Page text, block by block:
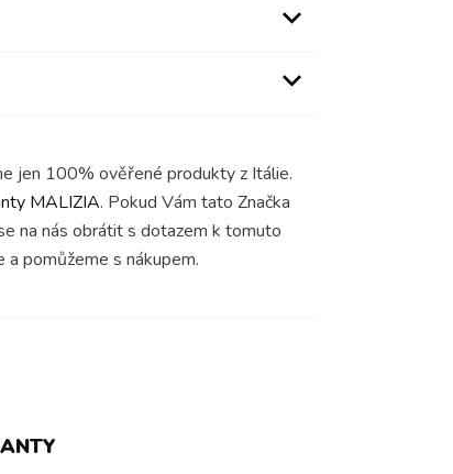
jen 100% ověřené produkty z Itálie.
MALIZIA. Pokud Vám tato Značka
na nás obrátit s dotazem k tomuto
a pomůžeme s nákupem.